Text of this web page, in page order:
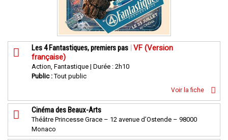
Les 4 Fantastiques, premiers pas VF (Version
française)
Action, Fantastique | Durée : 2h10
Public :Tout public
Voir la fiche
Cinéma des Beaux-Arts
Théâtre Princesse Grace – 12 avenue d’Ostende – 98000
Monaco